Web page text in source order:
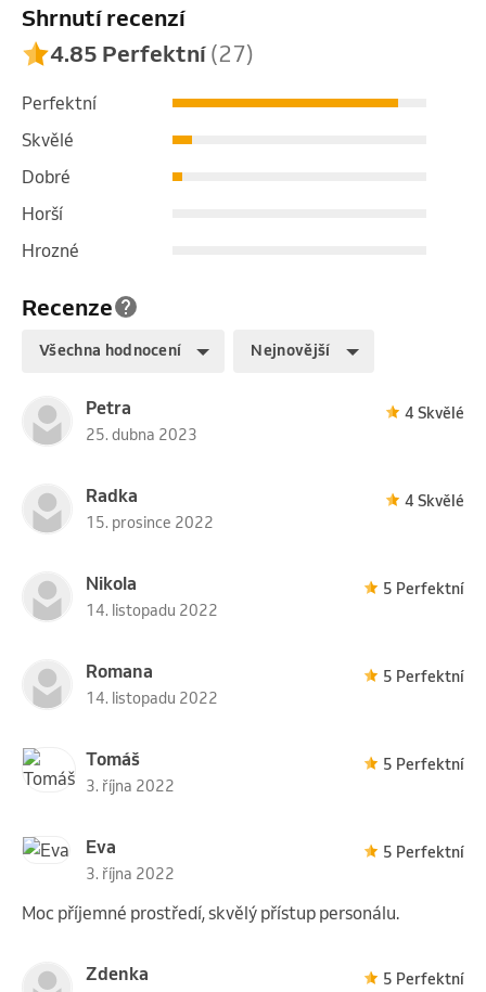
Recenze
Všechna hodnocení Nejnovější
Petra
25. dubna 2023
4 Skvělé
Radka
15. prosince 2022
4 Skvělé
Nikola
14. listopadu 2022
5 Perfektní
Romana
14. listopadu 2022
5 Perfektní
Tomáš
3. října 2022
5 Perfektní
Eva
3. října 2022
5 Perfektní
Moc příjemné prostředí, skvělý přístup personálu.
Zdenka 5 Perfektní
Shrnutí recenzí
4.85 Perfektní(27)
Perfektní
Skvělé
Dobré
Horší
Hrozné